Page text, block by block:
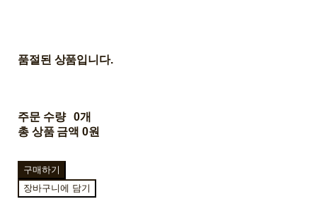
품절된 상품입니다.
주문 수량
0개
총 상품 금액 0원
구매하기
장바구니에 담기